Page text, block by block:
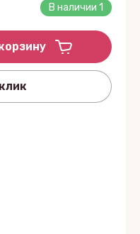
В наличии 1